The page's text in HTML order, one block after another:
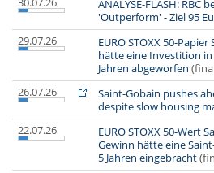
ANALYSE-FLASH: RBC
'Outperform' - Ziel 95
29.07.26
EURO STOXX 50-
hätte eine Investition
Jahren abgeworfen
26.07.26
Saint-Gobain pushes
despite slow housing
22.07.26
EURO STOXX 50-Wert
Gewinn hätte eine
5 Jahren eingebracht